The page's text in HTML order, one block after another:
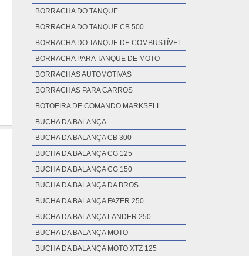
BORRACHA DO TANQUE
BORRACHA DO TANQUE CB 500
BORRACHA DO TANQUE DE COMBUSTÍVEL
BORRACHA PARA TANQUE DE MOTO
BORRACHAS AUTOMOTIVAS
BORRACHAS PARA CARROS
BOTOEIRA DE COMANDO MARKSELL
BUCHA DA BALANÇA
BUCHA DA BALANÇA CB 300
BUCHA DA BALANÇA CG 125
BUCHA DA BALANÇA CG 150
BUCHA DA BALANÇA DA BROS
BUCHA DA BALANÇA FAZER 250
BUCHA DA BALANÇA LANDER 250
BUCHA DA BALANÇA MOTO
BUCHA DA BALANÇA MOTO XTZ 125